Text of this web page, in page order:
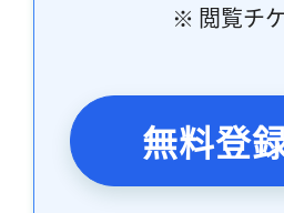
※ 閲覧チ
無料登